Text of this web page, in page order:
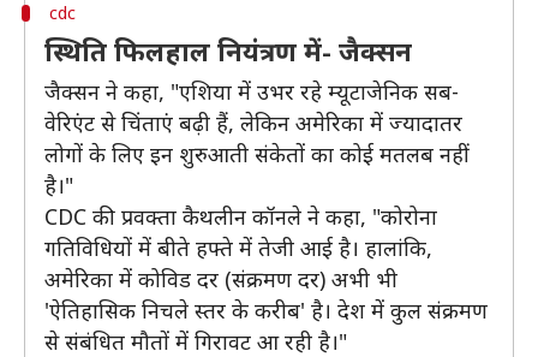
cdc
स्थिति फिलहाल नियंत्रण में- जैक्सन
जैक्सन ने कहा, "एशिया में उभर रहे म्यूटाजेनिक सब-
वेरिएंट से चिंताएं बढ़ी हैं, लेकिन अमेरिका में ज्यादातर
लोगों के लिए इन शुरुआती संकेतों का कोई मतलब नहीं
है।"
CDC की प्रवक्ता कैथलीन कॉनले ने कहा, "कोरोना
गतिविधियों में बीते हफ्ते में तेजी आई है। हालांकि,
अमेरिका में कोविड दर (संक्रमण दर) अभी भी
'ऐतिहासिक निचले स्तर के करीब' है। देश में कुल संक्रमण
से संबंधित मौतों में गिरावट आ रही है।"